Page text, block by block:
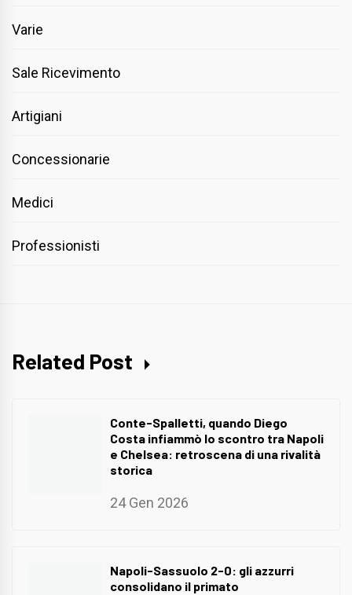
Varie
Sale Ricevimento
Artigiani
Concessionarie
Medici
Professionisti
Related Post
Conte-Spalletti, quando Diego
Costa infiammò lo scontro tra Napoli
e Chelsea: retroscena di una rivalità
storica
24 Gen 2026
Napoli-Sassuolo 2-0: gli azzurri
consolidano il primato